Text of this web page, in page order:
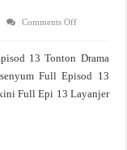
Comments Offon
Live
13
Tonton
Drama
13 Tonton Drama
Full Episod 13
Full Epi 13 Layanjer